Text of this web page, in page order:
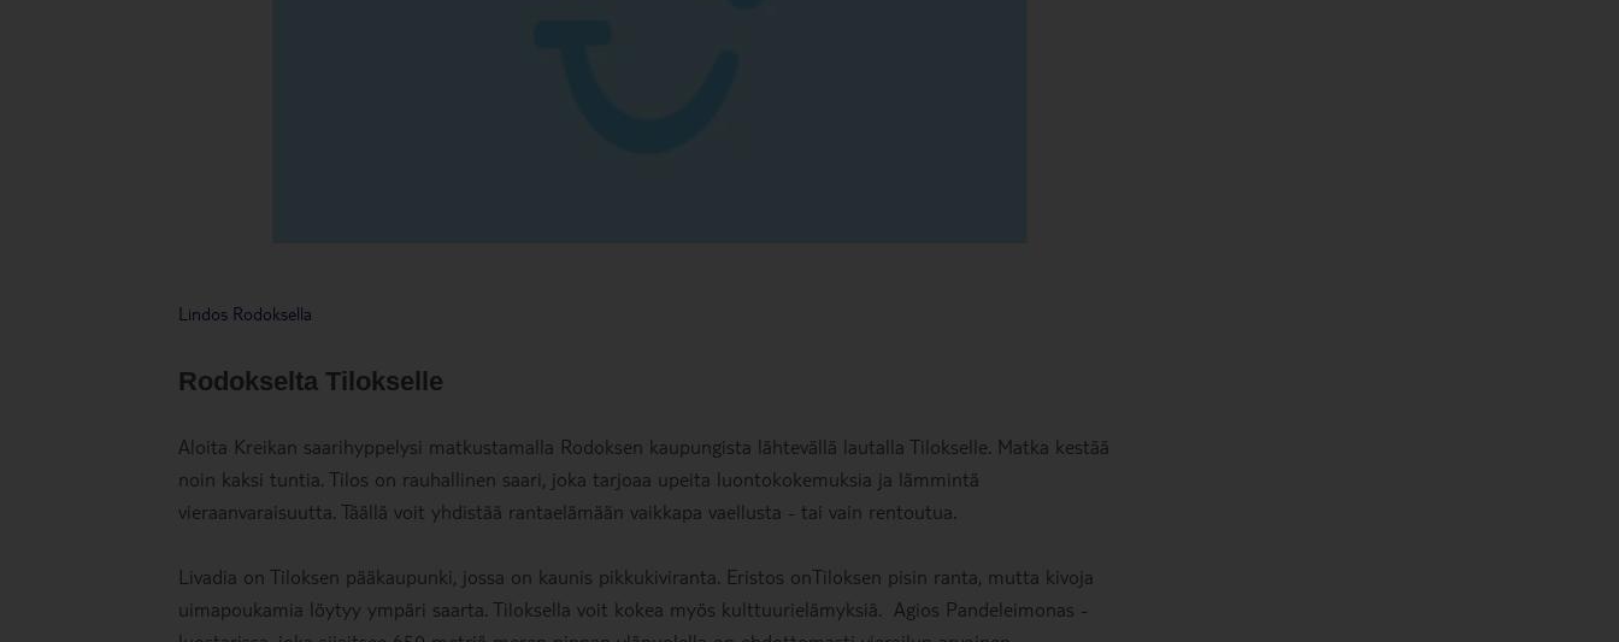
Lindos Rodoksella
Rodokselta Tilokselle
Aloita Kreikan saarihyppelysi matkustamalla Rodoksen kaupungista lähtevällä lautalla Tilokselle. Matka kestää
noin kaksi tuntia. Tilos on rauhallinen saari, joka tarjoaa upeita luontokokemuksia ja lämmintä
vieraanvaraisuutta. Täällä voit yhdistää rantaelämään vaikkapa vaellusta - tai vain rentoutua.
Livadia on Tiloksen pääkaupunki, jossa on kaunis pikkukiviranta. Eristos onTiloksen pisin ranta, mutta kivoja
uimapoukamia löytyy ympäri saarta. Tiloksella voit kokea myös kulttuurielämyksiä. Agios Pandeleimonas -